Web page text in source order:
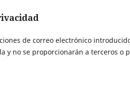
de correo electrónico
y no se proporcionarán a terceros o